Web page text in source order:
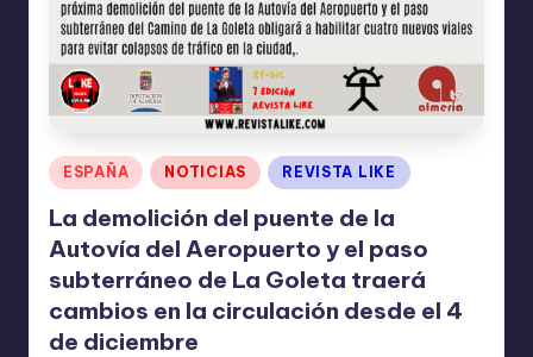
Publicado
en
ESPAÑA NOTICIAS REVISTA LIKE
La demolición del puente de la
Autovía del Aeropuerto y el paso
subterráneo de La Goleta traerá
cambios en la circulación desde el 4
de diciembre